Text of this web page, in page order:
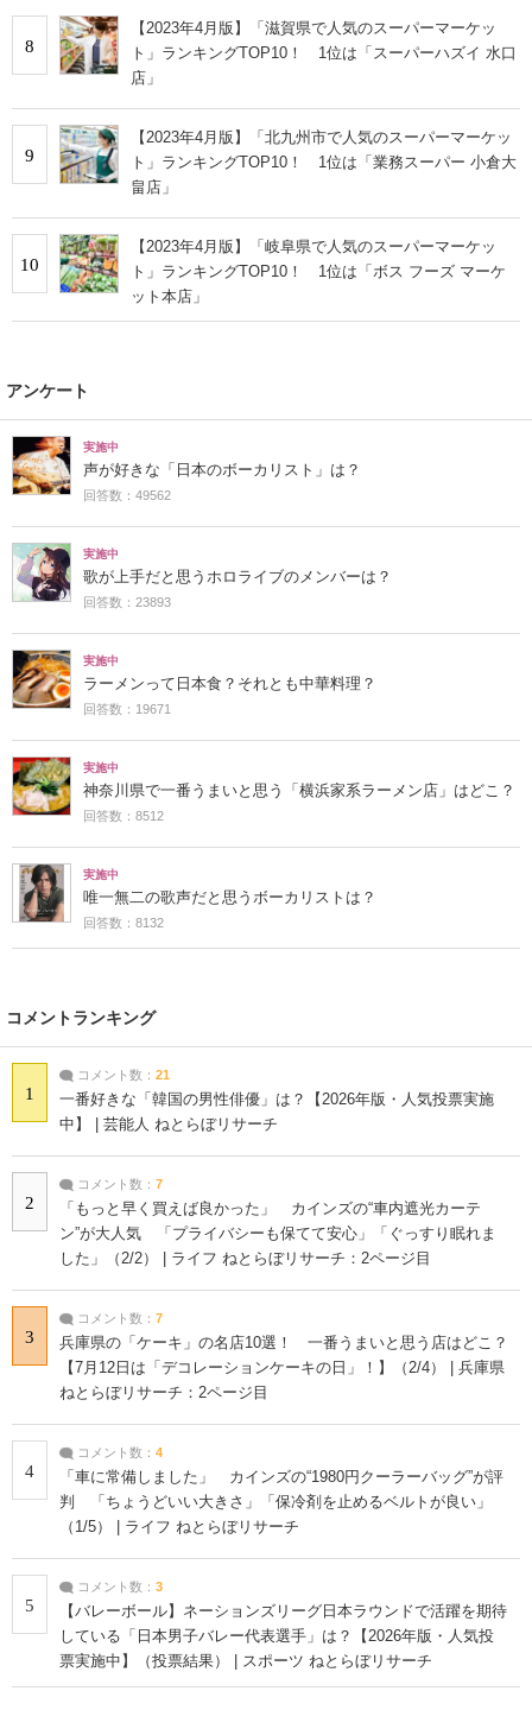
8
【2023年4月版】「滋賀県で人気のスーパーマーケッ
ト」ランキングTOP10！ 1位は「スーパーハズイ 水口
店」
9
【2023年4月版】「北九州市で人気のスーパーマーケッ
ト」ランキングTOP10！ 1位は「業務スーパー 小倉大
畠店」
10
【2023年4月版】「岐阜県で人気のスーパーマーケッ
ト」ランキングTOP10！ 1位は「ボス フーズ マーケ
ット本店」
アンケート
実施中
声が好きな「日本のボーカリスト」は？
回答数：49562
実施中
歌が上手だと思うホロライブのメンバーは？
回答数：23893
実施中
ラーメンって日本食？それとも中華料理？
回答数：19671
実施中
神奈川県で一番うまいと思う「横浜家系ラーメン店」はどこ？
回答数：8512
実施中
唯一無二の歌声だと思うボーカリストは？
回答数：8132
コメントランキング
1
コメント数： 21
一番好きな「韓国の男性俳優」は？【2026年版・人気投票実施
中】 | 芸能人 ねとらぼリサーチ
2
コメント数： 7
「もっと早く買えば良かった」 カインズの“車内遮光カーテ
ン”が大人気 「プライバシーも保てて安心」「ぐっすり眠れま
した」（2/2） | ライフ ねとらぼリサーチ：2ページ目
3
コメント数： 7
兵庫県の「ケーキ」の名店10選！ 一番うまいと思う店はどこ？
【7月12日は「デコレーションケーキの日」！】（2/4） | 兵庫県
ねとらぼリサーチ：2ページ目
4
コメント数： 4
「車に常備しました」 カインズの“1980円クーラーバッグ”が評
判 「ちょうどいい大きさ」「保冷剤を止めるベルトが良い」
（1/5） | ライフ ねとらぼリサーチ
5
コメント数： 3
【バレーボール】ネーションズリーグ日本ラウンドで活躍を期待
している「日本男子バレー代表選手」は？【2026年版・人気投
票実施中】（投票結果） | スポーツ ねとらぼリサーチ